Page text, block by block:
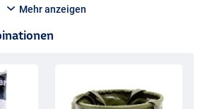
Mehr anzeigen